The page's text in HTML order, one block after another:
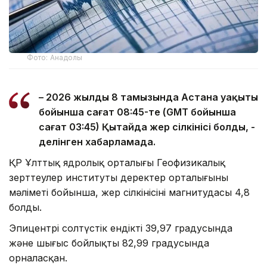
Фото: Анадолы
– 2026 жылдың 8 тамызында Астана уақыты
бойынша сағат 08:45-те (GMT бойынша
сағат 03:45) Қытайда жер сілкінісі болды, -
делінген хабарламада.
ҚР Ұлттық ядролық орталығы Геофизикалық
зерттеулер институты деректер орталығының
мәліметі бойынша, жер сілкінісінің магнитудасы 4,8
болды.
Эпицентрі солтүстік ендіктің 39,97 градусында
және шығыс бойлықтың 82,99 градусында
орналасқан.